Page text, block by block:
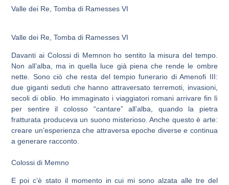
Valle dei Re, Tomba di Ramesses VI
Valle dei Re, Tomba di Ramesses VI
Davanti ai Colossi di Memnon ho sentito la misura del tempo.
Non all’alba, ma in quella luce già piena che rende le ombre
nette. Sono ciò che resta del tempio funerario di Amenofi III:
due giganti seduti che hanno attraversato terremoti, invasioni,
secoli di oblio. Ho immaginato i viaggiatori romani arrivare fin lì
per sentire il colosso “cantare” all’alba, quando la pietra
fratturata produceva un suono misterioso. Anche questo è arte:
creare un’esperienza che attraversa epoche diverse e continua
a generare racconto.
Colossi di Memno
E poi c’è stato il momento in cui mi sono alzata alle tre del